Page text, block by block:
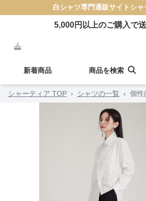
白シャツ専門通販サイト シャ
5,000円以上のご購入で
新着商品 商品を検索
シャーティア TOP › シャツの一覧 › 個性